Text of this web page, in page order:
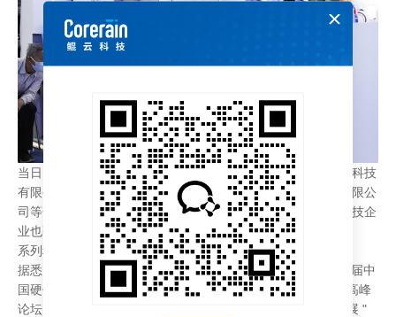
当日，记者还留意到，深圳匠韵智能有限公司、深圳凤鸣翔天科技
有限公司、深圳市中航大记股份有限公司、深圳赛美思高科有限公
司等一批从事智能制造、物联网芯片、智能机器人的高成长科技企
业也亮相福田展区，展现福田科技创新新动能、新活力。
系列科技活动 推动高新技术深度交流合作
据悉，高交会期间福田区还将举办系列科技活动，包括 " 第六届中
国硬件创新创客大赛全国总决赛 ""2020 国际高科技协同创新高峰
论坛 "" 第五届中国人工智能领袖峰会 "、" 欧洲创新科技远程展 "